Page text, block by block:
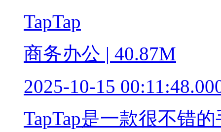
TapTap
商务办公 | 40.87M
2025-10-15
TapTap是一款很不错